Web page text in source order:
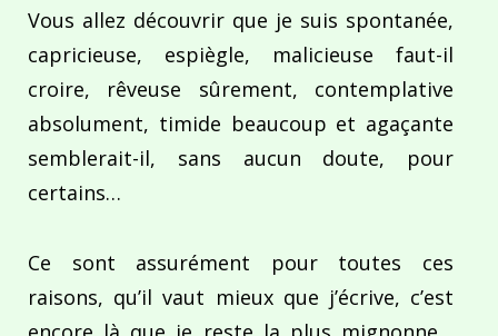
Vous allez découvrir que je suis spontanée,
capricieuse, espiègle, malicieuse faut-il
croire, rêveuse sûrement, contemplative
absolument, timide beaucoup et agaçante
semblerait-il, sans aucun doute, pour
certains…
Ce sont assurément pour toutes ces
raisons, qu’il vaut mieux que j’écrive, c’est